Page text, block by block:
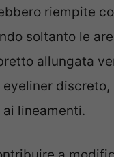
riempite
soltanto le
allungata
lineamenti.